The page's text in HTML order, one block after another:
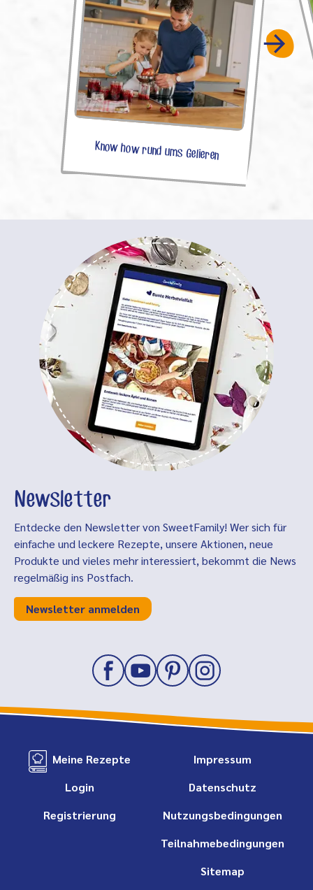
Know how rund ums Gelieren
Newsletter
Entdecke den Newsletter von SweetFamily! Wer sich für
einfache und leckere Rezepte, unsere Aktionen, neue
Produkte und vieles mehr interessiert, bekommt die News
regelmäßig ins Postfach.
Newsletter anmelden
Meine Rezepte
Login
Registrierung
Impressum
Datenschutz
Nutzungsbedingungen
Teilnahmebedingungen
Sitemap